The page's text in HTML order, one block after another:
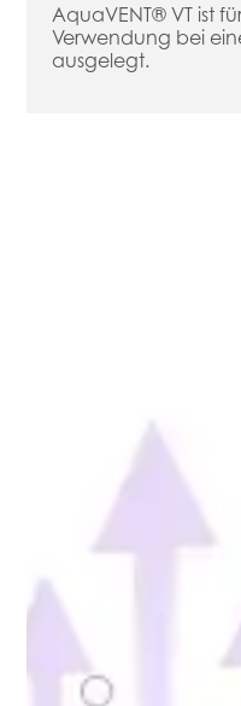
AquaVENT® VT ist
Verwendung bei
ausgelegt.